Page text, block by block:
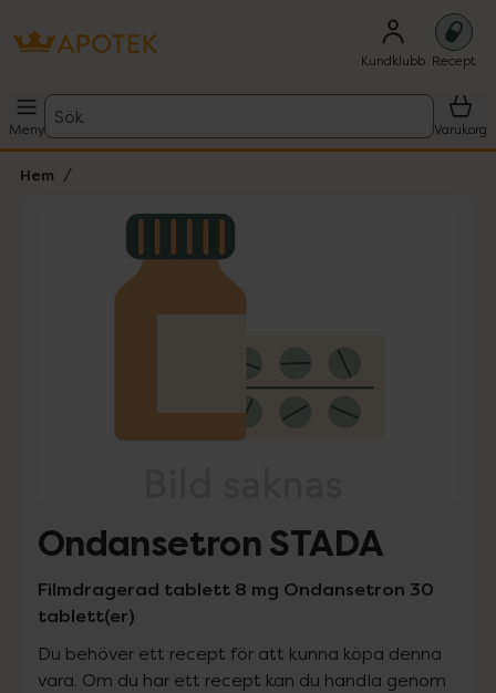
Kundklubb Recept
Meny
Sök
Varukorg
Hem
Lista: . Innehåller 1 objekt.
Ondansetron STADA
Filmdragerad tablett 8 mg Ondansetron 30
tablett(er)
Du behöver ett recept för att kunna köpa denna
vara. Om du har ett recept kan du handla genom